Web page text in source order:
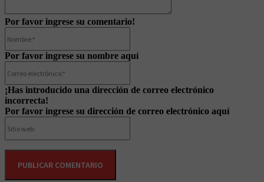
Por favor ingrese su comentario!
Por favor ingrese su nombre aquí
¡Has introducido una dirección de correo electrónico
incorrecta!
Por favor ingrese su dirección de correo electrónico aquí